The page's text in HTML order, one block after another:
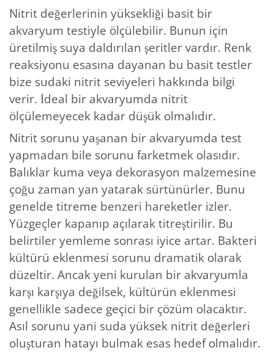
Nitrit değerlerinin yüksekliği basit bir
akvaryum testiyle ölçülebilir. Bunun için
üretilmiş suya daldırılan şeritler vardır. Renk
reaksiyonu esasına dayanan bu basit testler
bize sudaki nitrit seviyeleri hakkında bilgi
verir. İdeal bir akvaryumda nitrit
ölçülemeyecek kadar düşük olmalıdır.
Nitrit sorunu yaşanan bir akvaryumda test
yapmadan bile sorunu farketmek olasıdır.
Balıklar kuma veya dekorasyon malzemesine
çoğu zaman yan yatarak sürtünürler. Bunu
genelde titreme benzeri hareketler izler.
Yüzgeçler kapanıp açılarak titreştirilir. Bu
belirtiler yemleme sonrası iyice artar. Bakteri
kültürü eklenmesi sorunu dramatik olarak
düzeltir. Ancak yeni kurulan bir akvaryumla
karşı karşıya değilsek, kültürün eklenmesi
genellikle sadece geçici bir çözüm olacaktır.
Asıl sorunu yani suda yüksek nitrit değerleri
oluşturan hatayı bulmak esas hedef olmalıdır.